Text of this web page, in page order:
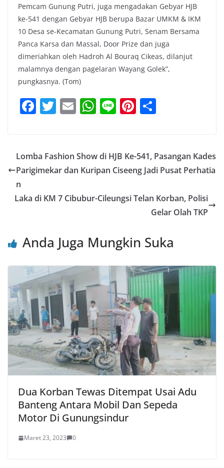
Pemcam Gunung Putri, juga mengadakan Gebyar HJB
ke-541 dengan Gebyar HJB berupa Bazar UMKM & IKM
10 Desa se-Kecamatan Gunung Putri, Senam Bersama
Panca Karsa dan Massal, Door Prize dan juga
dimeriahkan oleh Hadroh Al Bouraq Cikeas, dilanjut
malamnya dengan pagelaran Wayang Golek”,
pungkasnya. (Tom)
F
e
b
o
T
er
E
l
W
s
A
p
Li Pi
e
st
e
Lomba Fashion Show di HJB Ke-541, Pasangan Kades
Parigimekar dan Kuripan Ciseeng Jadi Pusat Perhatia
n
Laka di KM 7 Cibubur-Cileungsi Telan Korban, Polisi
Gelar Olah TKP
Anda Juga Mungkin Suka
Dua Korban Tewas Ditempat Usai Adu
Banteng Antara Mobil Dan Sepeda
Motor Di Gunungsindur
Maret 23, 2023 0